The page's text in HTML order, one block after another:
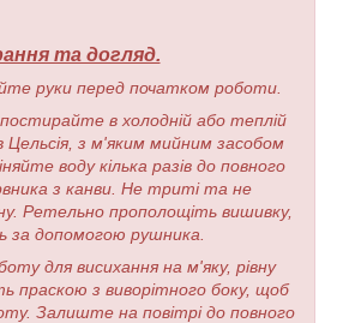
та догляд.
руки перед початком роботи.
в холодній або теплій
Цельсія, з м'яким мийним засобом
воду кілька разів до повного
з канви. Не триті та не
Ретельно прополощіть вишивку,
за допомогою рушника.
для висихання на м'яку, рівну
праскою з виворітного боку, щоб
Залиште на повітрі до повного